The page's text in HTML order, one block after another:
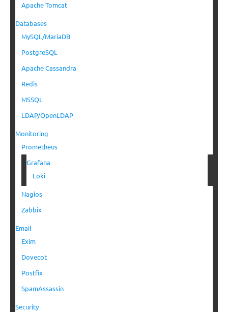
Apache Tomcat
Databases
MySQL/MariaDB
PostgreSQL
Apache Cassandra
Redis
MSSQL
LDAP/OpenLDAP
Monitoring
Prometheus
Grafana
Loki
Nagios
Zabbix
Email
Exim
Dovecot
Postfix
SpamAssassin
Security